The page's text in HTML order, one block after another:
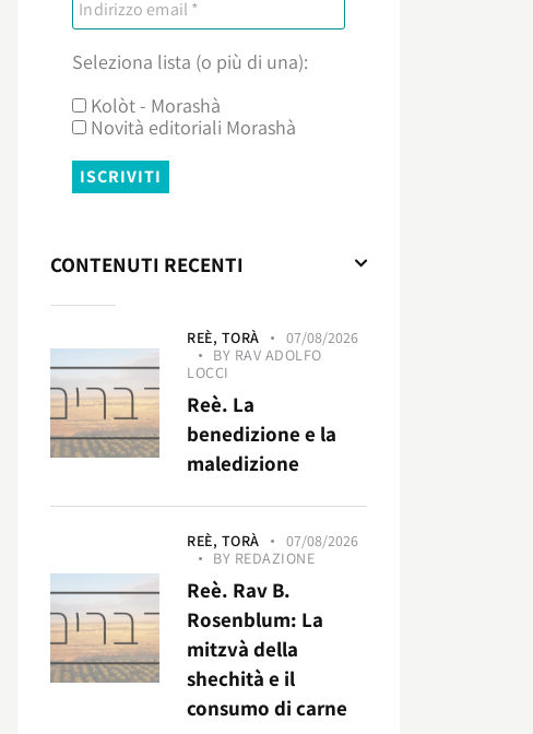
Seleziona lista (o più di una):
Kolòt - Morashà
Novità editoriali Morashà
CONTENUTI RECENTI
REÈ, TORÀ
07/08/2026
BY RAV ADOLFO
LOCCI
Reè. La
benedizione e la
maledizione
REÈ, TORÀ
07/08/2026
BY REDAZIONE
Reè. Rav B.
Rosenblum: La
mitzvà della
shechità e il
consumo di carne